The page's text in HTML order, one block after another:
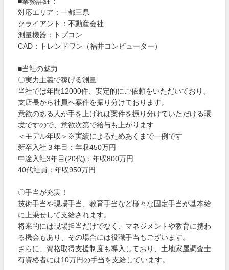
対応エリア：一都三県
クライアント：不動産会社
測量機器：トプコン
CAD：トレンドワン（福井コンピューター）
■当社の魅力
〇実力主義で稼げる測量
当社では年間12000件、安定的にご依頼をいただいており、
支店長から社員へ案件を振り分けております。
意欲のある人が手を上げれば案件を振り分けていただける環
境ですので、意欲次第で給与も上がります
＜モデル年収＞※実績によるためあくまで一例です
新卒入社３年目：年収450万円
中途入社3年目(20代)：年収800万円
40代社員：年収950万円
〇手当が充実！
技術手当や現場手当、教育手当など様々な固定手当が基本給
に上乗せして支給されます。
将来的には現場担当だけでなく、マネジメントや教育に携わ
る機会もあり、その場合には役職手当もございます。
さらに、資格取得支援制度も導入しており、土地家屋調査士
有資格者には10万円の手当を支給しています。